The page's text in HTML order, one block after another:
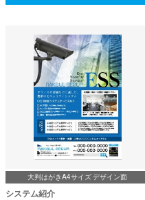
大判はがきA4サイズ デザイン面
システム紹介